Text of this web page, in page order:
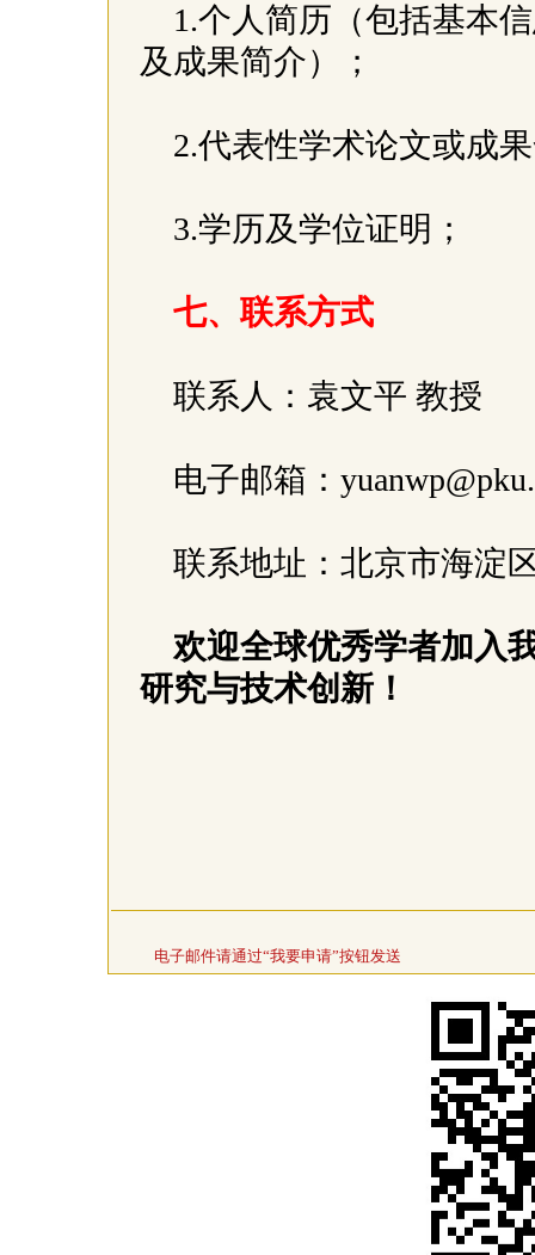
1.个人简历（包括基本
及成果简介）；
2.代表性学术论文或成
3.学历及学位证明；
七、联系方式
联系人：袁文平 教授
电子邮箱：
联系地址：北京市海淀
欢迎全球优秀学者加入
研究与技术创新！
电子邮件请通过“我要申请”按钮发送